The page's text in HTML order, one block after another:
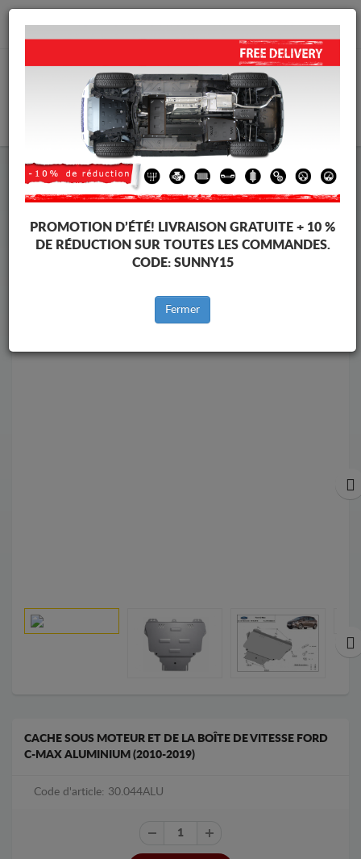
info@cachesousmoteur.fr
Cache Sous Moteur Ford Cache Sous Moteur Ford C-Max
Marques
CACHE SOUS MOTEUR ET DE LA BOÎTE DE VITESSE FORD
C-MAX ALUMINIUM (2010-2019)
Code d'article: 30.044ALU
PROMOTION D’ÉTÉ! LIVRAISON GRATUITE + 10 %
DE RÉDUCTION SUR TOUTES LES COMMANDES.
CODE: SUNNY15
Fermer